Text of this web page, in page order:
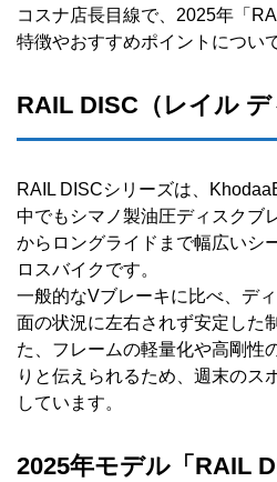
コスナ店長目線で、2025年「
特徴やおすすめポイントについ
RAIL DISC（レイル
RAIL DISCシリーズは、
中でもシマノ製油圧ディスクブ
からロングライドまで幅広いシ
ロスバイクです。
一般的なVブレーキに比べ、デ
面の状況に左右されず安定した
た、フレームの軽量化や高剛性
りと伝えられるため、週末のス
しています。
2025年モデル「RAIL